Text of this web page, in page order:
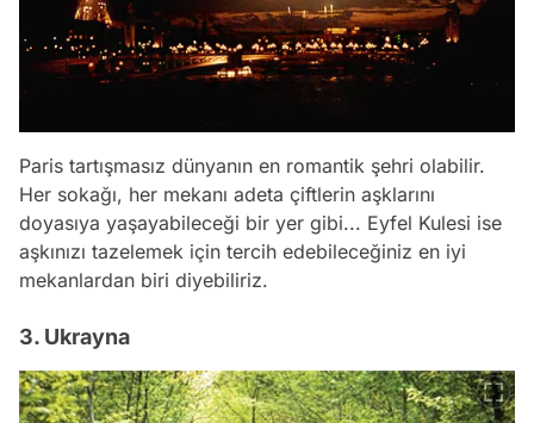
Paris tartışmasız dünyanın en romantik şehri olabilir.
Her sokağı, her mekanı adeta çiftlerin aşklarını
doyasıya yaşayabileceği bir yer gibi... Eyfel Kulesi ise
aşkınızı tazelemek için tercih edebileceğiniz en iyi
mekanlardan biri diyebiliriz.
3. Ukrayna